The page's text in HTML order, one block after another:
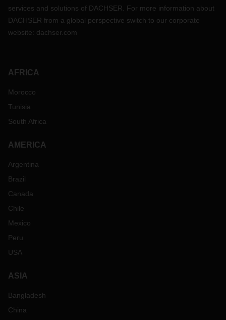
services and solutions of DACHSER. For more information about
DACHSER from a global perspective switch to our corporate
website: dachser.com
AFRICA
Morocco
Tunisia
South Africa
AMERICA
Argentina
Brazil
Canada
Chile
Mexico
Peru
USA
ASIA
Bangladesh
China